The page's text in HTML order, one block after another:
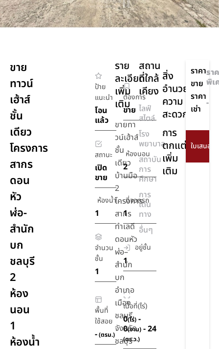
ขาย
ทาวน์
เฮ้าส์
ชั้น
เดียว
โครงการ
สากร
ดอน
หัว
ฬ่อ-
สำนัก
บก
ชลบุรี
2
ห้อง
นอน
1
ห้องน้ำ
ป้าย
แนะนำ
โอน
แล้ว
ต้องการ
ขาย
สถานะ
เปิด
ขาย
ห้องนอน
2
ห้องน้ำ
1
ที่จอดรถ
1
จำนวน
ชั้น
1
อยู่ชั้น
1
พื้นที่
ใช้สอย
-(ตรม.)
เนื้อที่(ไร่)
0(ไร่) -
0(งาน) - 24
(ตร.ว.)
ราย
ละเอียด
เพิ่ม
เติม
ขายทา
วน์เฮ้าส์
ชั้น
เดียว
บ้านมือ
2
โครงการ
สากร
ทำเลดี
ดอนหัว
ฬ่อ–
สำนัก
บก
อำเภอ
เมือง
ชลบุรี
จังหวัด
ชลบุรี
สถาน
ที่ใกล้
เคียง
ไลฟ์
สไตล์
โรง
พยาบาล
สถาบัน
การ
ศึกษา
การ
เดิน
ทาง
อื่นๆ
สิ่ง
อำนวย
ความ
สะดวก
การ
ตกแต่ง
เพิ่ม
เติม
ราคา
ขาย
รา
พิเ
ราคา
เช่า
-